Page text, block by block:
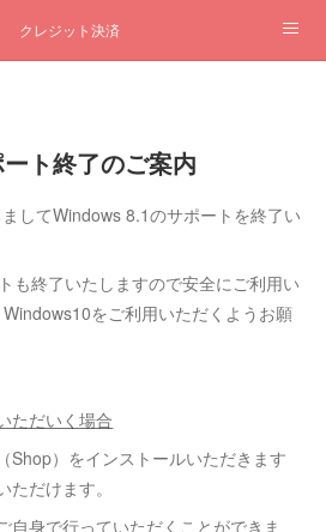
クレジット決済
ト終了のご案内
してWindows 8.1のサポートを終了い
も終了いたしますので安全にご利用い
をご利用いただくようお願
ただいく場合
Shop）をインストールいただきます
だけます。
自身で行っていただくことができま